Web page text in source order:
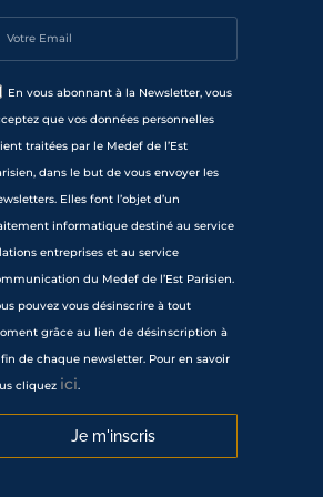
En vous abonnant à la Newsletter, vous
que vos données personnelles
traitées par le Medef de l’Est
dans le but de vous envoyer les
Elles font l’objet d’un
informatique destiné au service
entreprises et au service
du Medef de l’Est Parisien.
pouvez vous désinscrire à tout
grâce au lien de désinscription à
fin de chaque newsletter. Pour en savoir
cliquez ici.
Je m'inscris